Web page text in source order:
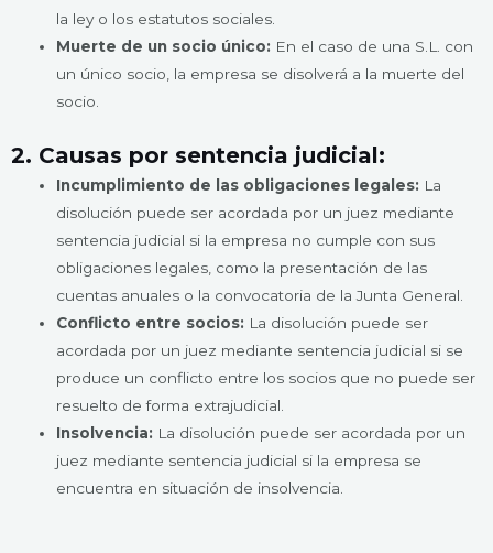
la ley o los estatutos sociales.
Muerte de un socio único: En el caso de una S.L. con
un único socio, la empresa se disolverá a la muerte del
socio.
2. Causas por sentencia judicial:
Incumplimiento de las obligaciones legales: La
disolución puede ser acordada por un juez mediante
sentencia judicial si la empresa no cumple con sus
obligaciones legales, como la presentación de las
cuentas anuales o la convocatoria de la Junta General.
Conflicto entre socios: La disolución puede ser
acordada por un juez mediante sentencia judicial si se
produce un conflicto entre los socios que no puede ser
resuelto de forma extrajudicial.
Insolvencia: La disolución puede ser acordada por un
juez mediante sentencia judicial si la empresa se
encuentra en situación de insolvencia.